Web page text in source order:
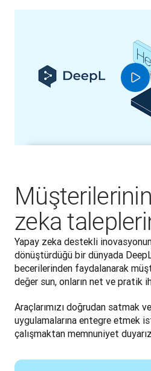
zeka
Yapay zeka destekli
dönüştürdüğü bir dünyada
becerilerinden faydalanarak
değer sun, onların net ve pratik
Araçlarımızı doğrudan satmak
uygulamalarına entegre etmek
çalışmaktan memnuniyet